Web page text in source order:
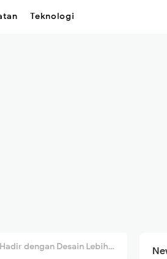
Teknologi
Desain Lebih Nyaman & Ringkas